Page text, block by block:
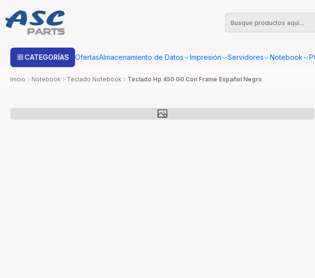
CATEGORÍAS OfertasAlmacenamiento de Datos Impresión Servidores Notebook
Estimado cliente: Una vez su compra sea procesada con Boleta o Factura, la
Inicio Notebook Teclado Notebook Teclado Hp 450 G0 Con Frame Español Negro